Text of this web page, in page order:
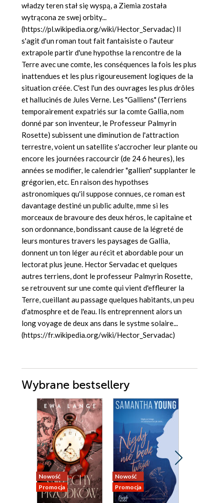
władzy teren stał się wyspą, a Ziemia została
wytrącona ze swej orbity...
(https://pl.wikipedia.org/wiki/Hector_Servadac) Il
s'agit d'un roman tout fait fantaisiste o l'auteur
extrapole partir d'une hypothse la rencontre de la
Terre avec une comte, les conséquences la fois les plus
inattendues et les plus rigoureusement logiques de la
situation créée. C'est l'un des ouvrages les plus drôles
et hallucinés de Jules Verne. Les "Galliens" (Terriens
temporairement expatriés sur la comte Gallia, nom
donné par son inventeur, le Professeur Palmyrin
Rosette) subissent une diminution de l'attraction
terrestre, voient un satellite s'accrocher leur plante ou
encore les journées raccourcir (de 24 6 heures), les
années se modifier, le calendrier "gallien" supplanter le
grégorien, etc. En raison des hypothses
astronomiques qu'il suppose connues, ce roman est
davantage destiné un public adulte, mme si les
morceaux de bravoure des deux héros, le capitaine et
son ordonnance, bondissant cause de la légreté de
leurs montures travers les paysages de Gallia,
donnent un ton léger au récit et abordable pour un
lectorat plus jeune. Hector Servadac et quelques
autres terriens, dont le professeur Palmyrin Rosette,
se retrouvent sur une comte qui vient d'effleurer la
Terre, cueillant au passage quelques habitants, un peu
d'atmosphre et de l'eau. Ils entreprennent alors un
long voyage de deux ans dans le systme solaire...
(https://fr.wikipedia.org/wiki/Hector_Servadac)
Wybrane bestsellery
Nowość
Promocja
Nowość
Promocja